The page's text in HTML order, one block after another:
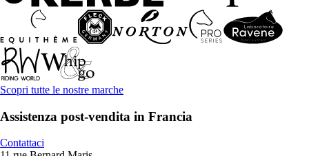
Scopri tutte le nostre marche
Assistenza post-vendita in Francia
Contattaci